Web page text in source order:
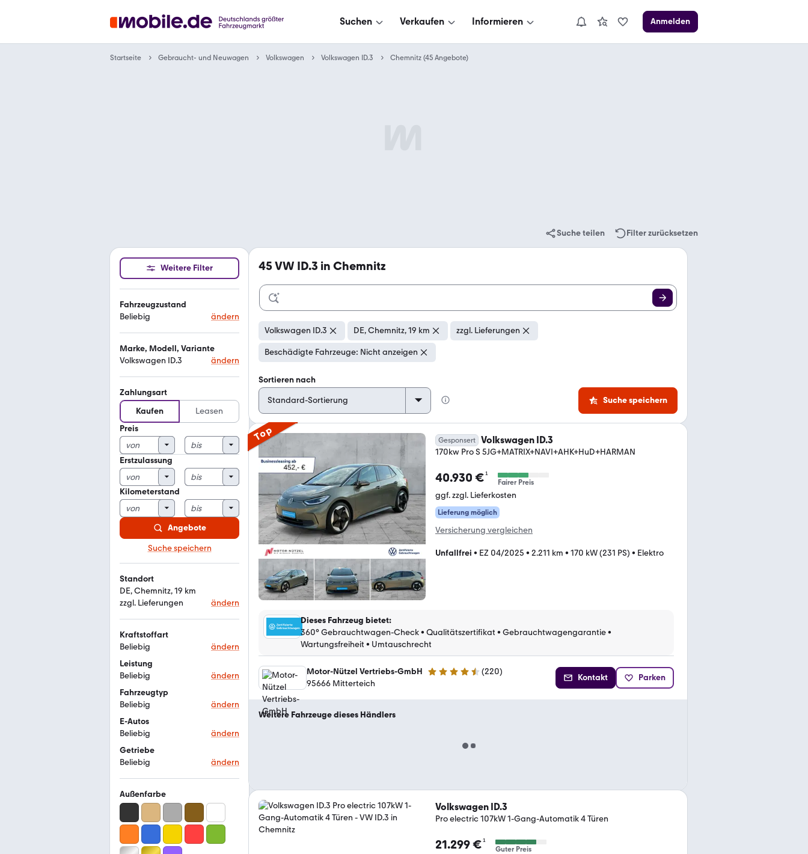
Suchen Verkaufen Informieren Anmelden
Startseite Gebraucht- und Neuwagen Volkswagen Volkswagen ID.3 Chemnitz (45 Angebote)
Suche teilen Filter zurücksetzen
Weitere Filter
Fahrzeugzustand
Beliebig
ändern
Marke, Modell, Variante
Volkswagen ID.3
ändern
Zahlungsart
Kaufen
Leasen
Preis
Erstzulassung
Kilometerstand
Angebote
Suche speichern
Standort
DE, Chemnitz, 19 km
zzgl. Lieferungen
ändern
Kraftstoffart
Beliebig
ändern
Leistung
Beliebig
ändern
Fahrzeugtyp
Beliebig
ändern
E-Autos
Beliebig
ändern
Getriebe
Beliebig
ändern
Außenfarbe
45VW ID.3 in Chemnitz
Volkswagen ID.3 DE, Chemnitz, 19 km zzgl. Lieferungen
Beschädigte Fahrzeuge: Nicht anzeigen
Sortieren nach
Suche speichern
Top Gesponsert Volkswagen ID.3
170kw Pro S 5JG+MATRIX+NAVI+AHK+HuD+HARMAN
40.930 €¹
Fairer Preis
ggf. zzgl. Lieferkosten
Lieferung möglich
Versicherung vergleichen
Unfallfrei • EZ 04/2025 • 2.211 km • 170 kW (231 PS) • Elektro
Dieses Fahrzeug bietet:
360° Gebrauchtwagen-Check• Qualitätszertifikat • Gebrauchtwagengarantie•
Wartungsfreiheit • Umtauschrecht
Motor-Nützel Vertriebs-GmbH 4.6 Sterne (220)
95666 Mitterteich
Kontakt Parken
Weitere Fahrzeuge dieses Händlers
Volkswagen ID.3
Pro electric 107kW 1-Gang-Automatik 4 Türen
21.299 €¹
Guter Preis